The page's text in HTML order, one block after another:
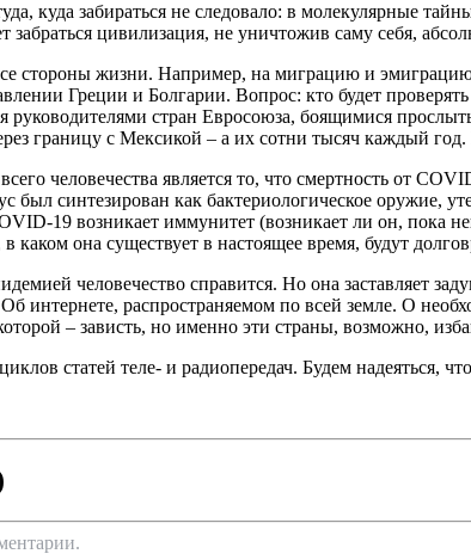
куда забираться не следовало: в молекулярные
забраться цивилизация, не уничтожив саму себя,
стороны жизни. Например, на миграцию и
Греции и Болгарии. Вопрос: кто будет
руководителями стран Евросоюза, боящимися
границу с Мексикой – а их сотни тысяч каждый год.
человечества является то, что смертность от
был синтезирован как бактериологическое оружие,
19 возникает иммунитет (возникает ли он, пока
каком она существует в настоящее время, будут
человечество справится. Но она заставляет
интернете, распространяемом по всей земле. О
– зависть, но именно эти страны, возможно,
статей теле- и радиопередач. Будем надеяться,